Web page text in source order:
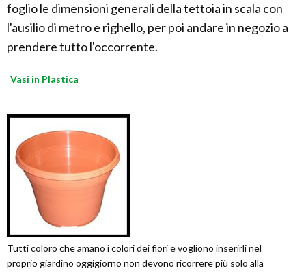
foglio le dimensioni generali della tettoia in scala con
l'ausilio di metro e righello, per poi andare in negozio a
prendere tutto l'occorrente.
Vasi in Plastica
Tutti coloro che amano i colori dei fiori e vogliono inserirli nel
proprio giardino oggigiorno non devono ricorrere più solo alla